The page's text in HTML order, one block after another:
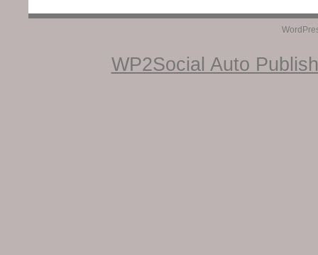
WP2Social Auto Publish